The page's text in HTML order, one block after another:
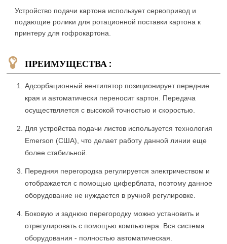
Устройство подачи картона использует сервопривод и
подающие ролики для ротационной поставки картона к
принтеру для гофрокартона.
ПРЕИМУЩЕСТВА :
Адсорбационный вентилятор позиционирует передние
края и автоматически переносит картон. Передача
осуществляется с высокой точностью и скоростью.
Для устройства подачи листов используется технология
Emerson (США), что делает работу данной линии еще
более стабильной.
Передняя перегородка регулируется электричеством и
отображается с помощью циферблата, поэтому данное
оборудование не нуждается в ручной регулировке.
Боковую и заднюю перегородку можно установить и
отрегулировать с помощью компьютера. Вся система
оборудования - полностью автоматическая.